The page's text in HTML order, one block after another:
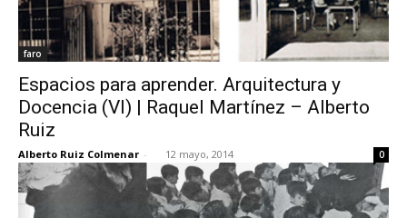
faro
Espacios para aprender. Arquitectura y
Docencia (VI) | Raquel Martínez – Alberto
Ruiz
Alberto Ruiz Colmenar - 12 mayo, 2014 0